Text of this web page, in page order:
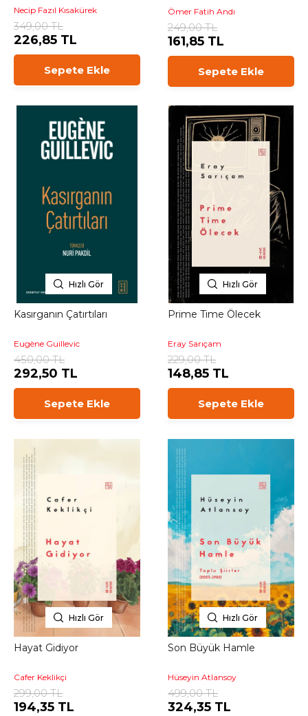
Necip Fazıl Kısakürek
349,00 TL
226,85 TL
Sepete Ekle
Ömer Fatih Andı
249,00 TL
161,85 TL
Sepete Ekle
Hızlı Gör
Kasırganın Çatırtıları
Eugène Guillevic
450,00 TL
292,50 TL
Sepete Ekle
Hızlı Gör
Prime Time Ölecek
Eray Sarıçam
229,00 TL
148,85 TL
Sepete Ekle
Hızlı Gör
Hayat Gidiyor
Cafer Keklikçi
299,00 TL
194,35 TL
Hızlı Gör
Son Büyük Hamle
Hüseyin Atlansoy
499,00 TL
324,35 TL